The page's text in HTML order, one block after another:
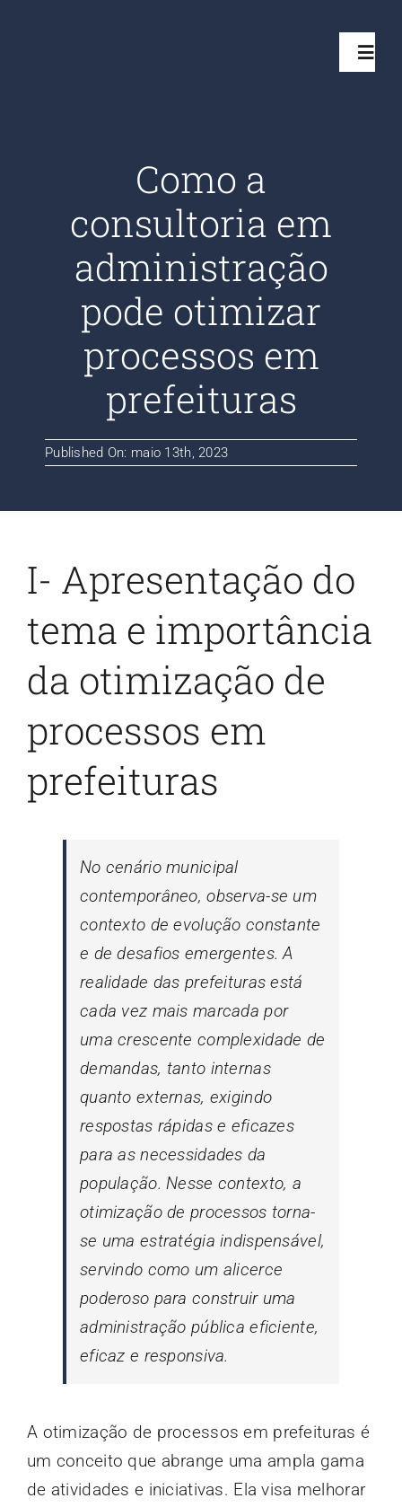
Quem somos
Como a
consultoria em
administração
pode otimizar
processos em
prefeituras
Published On: maio 13th, 2023
I- Apresentação do
tema e importância
da otimização de
processos em
prefeituras
No cenário municipal
contemporâneo, observa-se um
contexto de evolução constante
e de desafios emergentes. A
realidade das prefeituras está
cada vez mais marcada por
uma crescente complexidade de
demandas, tanto internas
quanto externas, exigindo
respostas rápidas e eficazes
para as necessidades da
população. Nesse contexto, a
otimização de processos torna-
se uma estratégia indispensável,
servindo como um alicerce
poderoso para construir uma
administração pública eficiente,
eficaz e responsiva.
A otimização de processos em prefeituras é
um conceito que abrange uma ampla gama
de atividades e iniciativas. Ela visa melhorar